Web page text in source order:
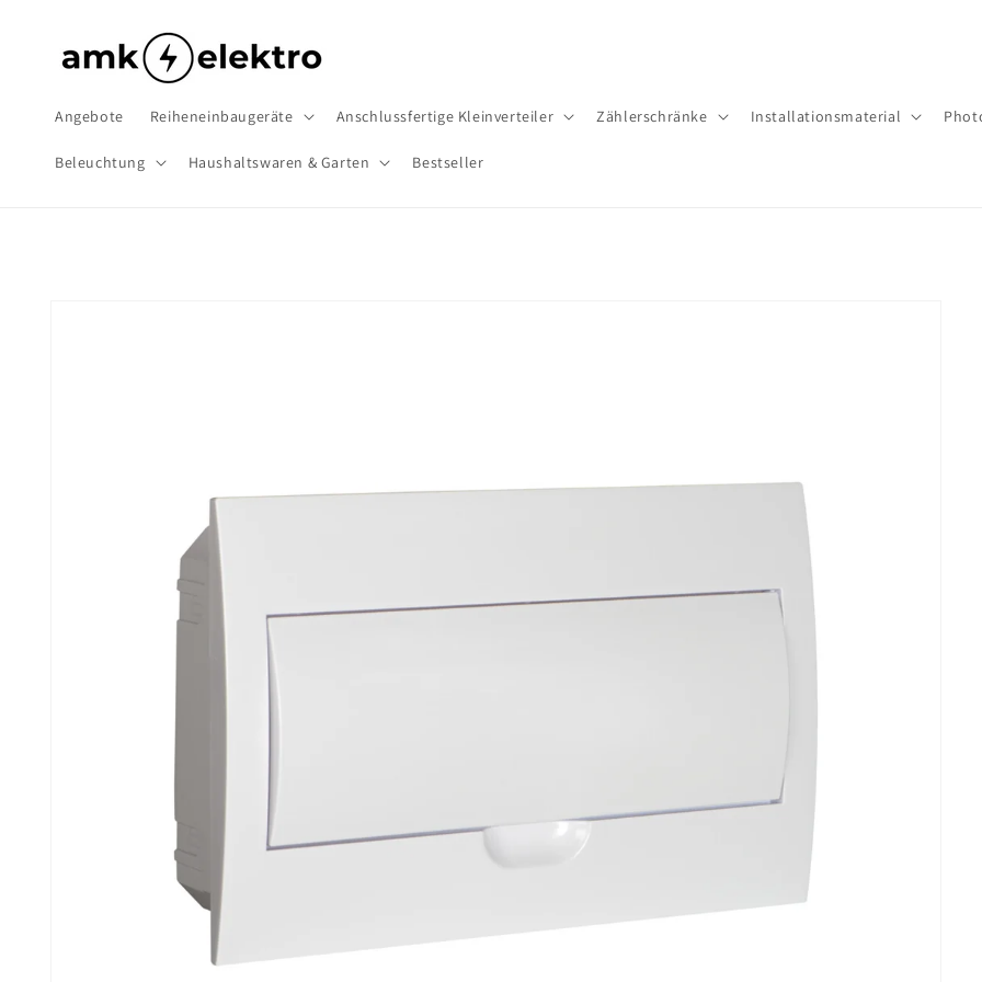
Angebote Reiheneinbaugeräte Anschlussfertige Kleinverteiler Zäh­ler­schrän­ke Installationsmaterial
Beleuchtung Haushaltswaren & Garten Bestseller